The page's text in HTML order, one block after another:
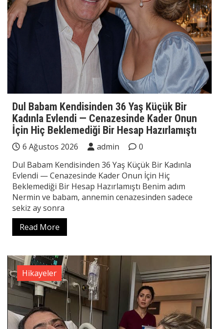
Dul Babam Kendisinden 36 Yaş Küçük Bir
Kadınla Evlendi — Cenazesinde Kader Onun
İçin Hiç Beklemediği Bir Hesap Hazırlamıştı
6 Ağustos 2026 admin
0
Dul Babam Kendisinden 36 Yaş Küçük Bir Kadınla
Evlendi — Cenazesinde Kader Onun İçin Hiç
Beklemediği Bir Hesap Hazırlamıştı Benim adım
Nermin ve babam, annemin cenazesinden sadece
sekiz ay sonra
Read More
Hikayeler